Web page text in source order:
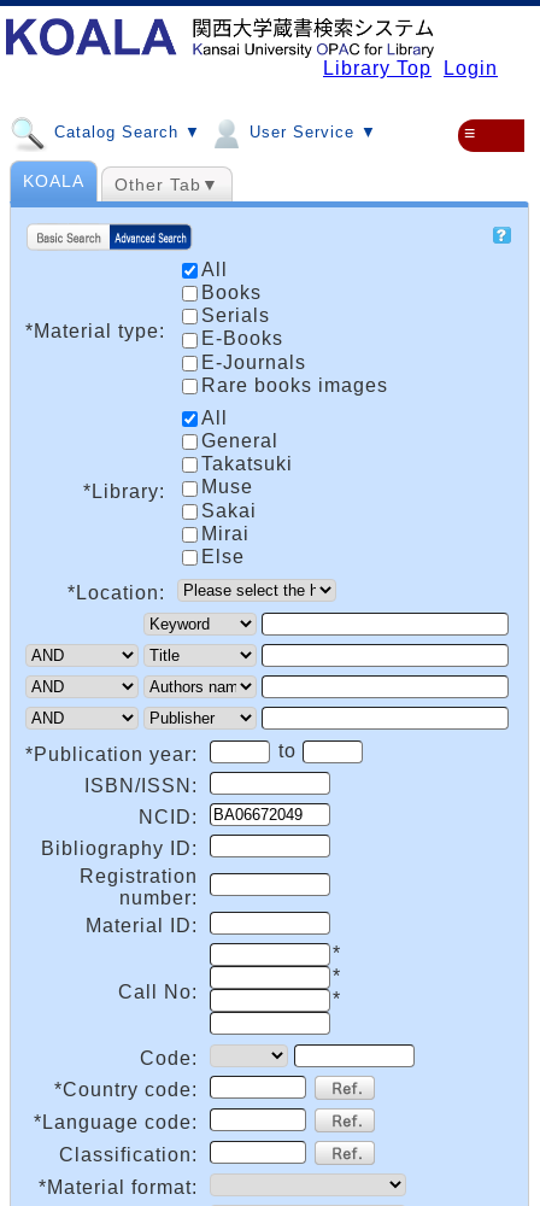
Library Top Login
Catalog Search ▼ User Service ▼ ≡
KOALA Other Tab▼
*Material type:
All
Books
Serials
E-Books
E-Journals
Rare books images
*Library:
All
General
Takatsuki
Muse
Sakai
Mirai
Else
*Location:
*Publication year:
to
ISBN/ISSN:
NCID:
Bibliography ID:
Registration
number:
Material ID:
Call No:
*
*
*
Code:
*Country code:
*Language code:
Classification:
*Material format: